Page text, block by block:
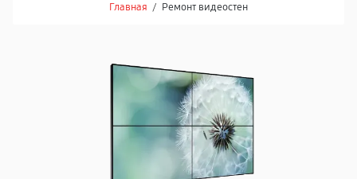
Главная / Ремонт видеостен